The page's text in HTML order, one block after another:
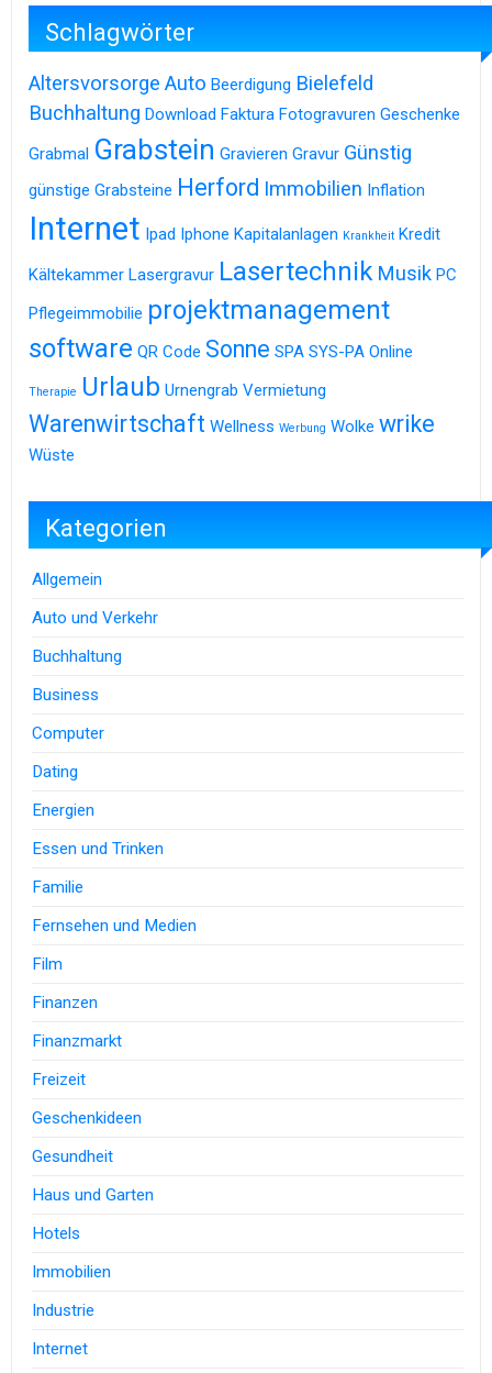
Schlagwörter
Altersvorsorge Auto Beerdigung Bielefeld
Buchhaltung Download Faktura Fotogravuren Geschenke
Grabmal Grabstein Gravieren Gravur Günstig
günstige Grabsteine Herford Immobilien Inflation
Internet Ipad Iphone Kapitalanlagen Krankheit Kredit
Kältekammer Lasergravur Lasertechnik Musik PC
Pflegeimmobilie projektmanagement
software QR Code Sonne SPA SYS-PA Online
Therapie Urlaub Urnengrab Vermietung
Warenwirtschaft Wellness Werbung Wolke wrike
Wüste
Kategorien
Allgemein
Auto und Verkehr
Buchhaltung
Business
Computer
Dating
Energien
Essen und Trinken
Familie
Fernsehen und Medien
Film
Finanzen
Finanzmarkt
Freizeit
Geschenkideen
Gesundheit
Haus und Garten
Hotels
Immobilien
Industrie
Internet